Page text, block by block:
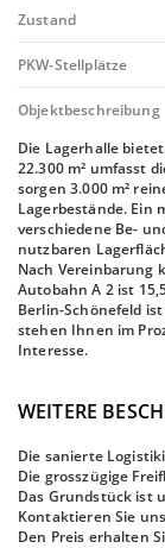
Zustand
PKW-Stellplätze
Objektbeschreibung
Die Lagerhalle
22.300 m² umfasst
sorgen 3.000 m²
Lagerbestände. Ein
verschiedene Be-
nutzbaren
Nach Vereinbarung
Autobahn A 2 ist
Berlin-Schönefeld
stehen Ihnen im
Interesse.
WEITERE
Die sanierte
Die grosszügige
Das Grundstück ist
Kontaktieren Sie
Den Preis erhalten